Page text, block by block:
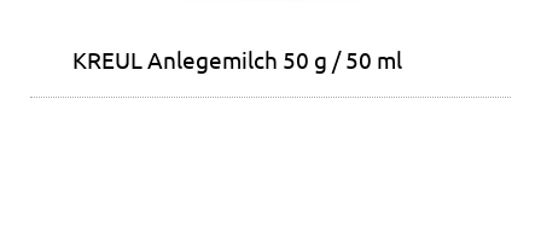
KREUL Anlegemilch 50 g / 50 ml